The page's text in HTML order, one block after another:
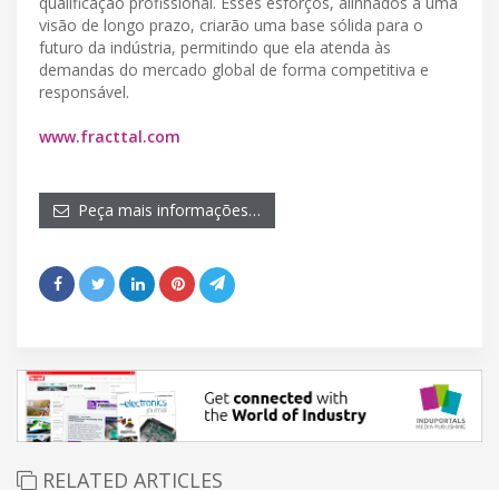
visão de longo prazo, criarão uma base sólida para o
futuro da indústria, permitindo que ela atenda às
demandas do mercado global de forma competitiva e
responsável.
www.fracttal.com
Peça mais informações…
RELATED ARTICLES